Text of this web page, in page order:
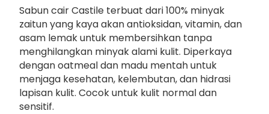
Sabun cair Castile terbuat dari 100% minyak
zaitun yang kaya akan antioksidan, vitamin, dan
asam lemak untuk membersihkan tanpa
menghilangkan minyak alami kulit. Diperkaya
dengan oatmeal dan madu mentah untuk
menjaga kesehatan, kelembutan, dan hidrasi
lapisan kulit. Cocok untuk kulit normal dan
sensitif.